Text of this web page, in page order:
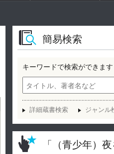
簡易検索
キーワードで検索ができます
詳細蔵書検索 ジャンル
「（青少年）